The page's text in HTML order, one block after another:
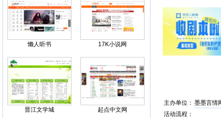
懒人听书 17K小说网
晋江文学城 起点中文网
主办单位： 墨墨言情
活动流程：